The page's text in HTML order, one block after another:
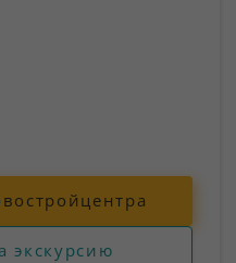
экскурсию